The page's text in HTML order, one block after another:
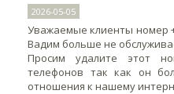
2026-05-05
Уважаемые клиенты номер
Вадим больше не
Просим удалите этот
телефонов так как он
отношения к нашему